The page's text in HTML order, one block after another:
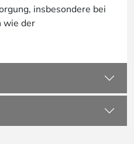
insbesondere bei
wie der